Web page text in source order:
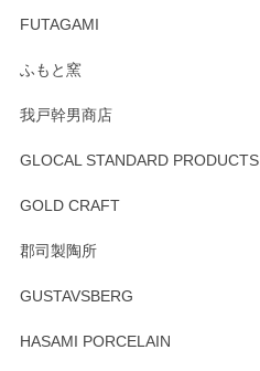
FUTAGAMI
ふもと窯
我戸幹男商店
GLOCAL STANDARD PRODUCTS
GOLD CRAFT
郡司製陶所
GUSTAVSBERG
HASAMI PORCELAIN